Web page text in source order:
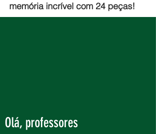
memória incrível com 24 peças!
Olá, professores